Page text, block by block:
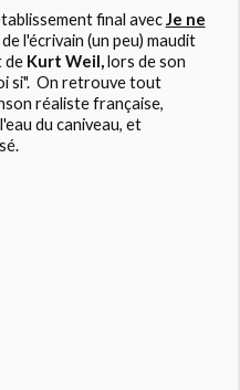
final avecJe ne
l'écrivain (un peu) maudit
de Kurt Weil,lors de son
si". On retrouve tout
réaliste française,
du caniveau, et